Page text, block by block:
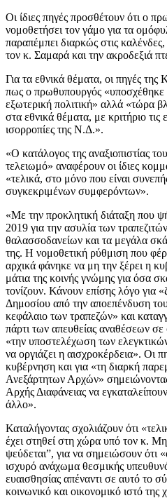
Οι ίδιες πηγές προσθέτουν ότι ο
νομοθετήσει τον γάμο για τα
παραπέμπει διαρκώς στις
τον κ. Σαμαρά και την ακροδεξιά
Για τα εθνικά θέματα, οι πηγές
πως ο πρωθυπουργός
εξωτερική πολιτική» αλλά «τώρα
στα εθνικά θέματα, με κριτήριο τις
ισορροπίες της Ν.Δ.».
«Ο κατάλογος της αναξιοπιστίας
τελειωμό» αναφέρουν οι ίδιες
«τελικά, στο μόνο που είναι
συγκεκριμένων συμφερόντων».
«Με την προκλητική διάταξη που
2019 για την ασυλία των
θαλασσοδανείων και τα μεγάλα
της. Η νομοθετική ρύθμιση που
αρχικά φάνηκε να μη την ξέρει η
μάτια της κοινής γνώμης για όσα
τονίζουν. Κάνουν επίσης λόγο για
Δημοσίου από την αποεπένδυση
κεφάλαιο των τραπεζών» και
πάρτι των απευθείας αναθέσεων σε
«την υποστελέχωση των
να οργιάζει η αισχροκέρδεια». Οι
κυβέρνηση και για «τη διαρκή
Ανεξάρτητων Αρχών»
Αρχής Διαφάνειας να
άλλο».
Καταλήγοντας σχολιάζουν ότι
έχει στηθεί στη χώρα υπό τον κ.
ψεύδεται”, για να σημειώσουν
ισχυρό ανάχωμα θεσμικής
ευαισθησίας απέναντι σε αυτό το
κοινωνικό και οικονομικό ιστό της